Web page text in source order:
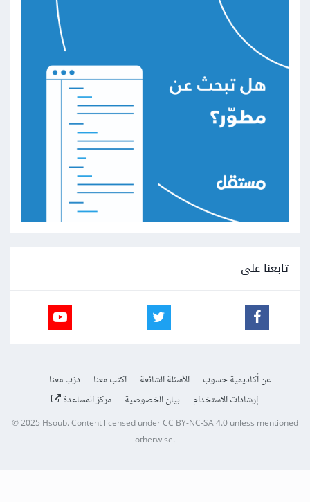
تابعنا على
عن أكاديمية حسوب الأسئلة الشائعة اكتب معنا
درّب معنا
إرشادات الاستخدام
بيان الخصوصية مركز المساعدة
© 2025 Hsoub.Content licensed underCC BY-NC-SA 4.0unless mentioned
otherwise.